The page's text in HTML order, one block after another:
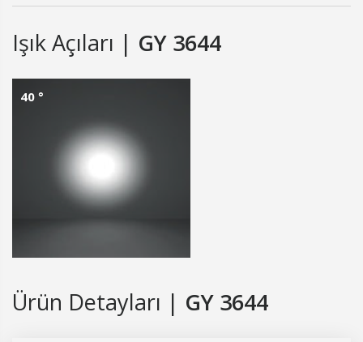
Işık Açıları | GY 3644
40 °
Ürün Detayları | GY 3644